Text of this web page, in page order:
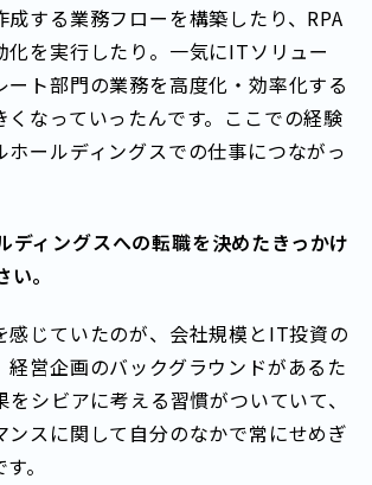
成する業務フローを構築したり、RPA
化を実行したり。一気にITソリュー
ート部門の業務を高度化・効率化する
なっていったんです。ここでの経験
ールディングスでの仕事につながっ
ディングスへの転職を決めたきっかけ
。
感じていたのが、会社規模とIT投資の
経営企画のバックグラウンドがあるた
シビアに考える習慣がついていて、
ンスに関して自分のなかで常にせめぎ
。